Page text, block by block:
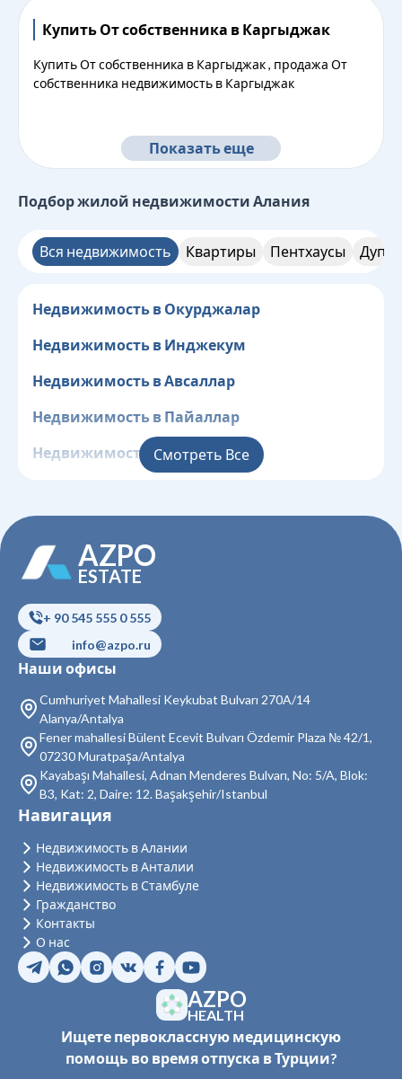
Купить От собственника в Каргыджак
Купить От собственника в Каргыджак , продажа От
собственника недвижимость в Каргыджак
Показать еще
Подбор жилой недвижимости Алания
Вся недвижимость Квартиры Пентхаусы
Недвижимость в Окурджалар
Недвижимость в Инджекум
Недвижимость в Авсаллар
Недвижимость в Пайаллар
Недвижимость в Конаклы
Недвижимость в Джикджилли
Недвижимость в Чиплаклы
Недвижимость в Тосмур
Недвижимость в Кестель
Недвижимость в Махмутлар
Недвижимость в Демирташ
Недвижимость в Газипаша
Недвижимость в Тюрклер
Смотреть Все
AZPO
ESTATE
+ 90 545 555 0 555
info@azpo.ru
Наши офисы
Cumhuriyet Mahallesi Keykubat Bulvarı 270A/14
Alanya/Antalya
Fener mahallesi Bülent Ecevit Bulvarı Özdemir Plaza № 42/1,
07230 Muratpaşa/Antalya
Kayabaşı Mahallesi, Adnan Menderes Bulvarı, No: 5/A, Blok:
B3, Kat: 2, Daire: 12. Başakşehir/Istanbul
AZPO
HEALTH
Ищете первоклассную медицинскую
помощь во время отпуска в Турции?
Навигация
Недвижимость в Алании
Недвижимость в Анталии
Недвижимость в Стамбуле
Гражданство
Контакты
О нас